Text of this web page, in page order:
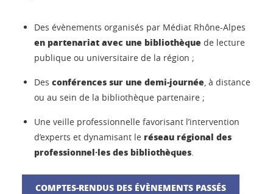
Des évènements organisés par Médiat Rhône-Alpes
en partenariat avec une bibliothèque de lecture
publique ou universitaire de la région ;
Des conférences sur une demi-journée , à distance
ou au sein de la bibliothèque partenaire ;
Une veille professionnelle favorisant l’intervention
d’experts et dynamisant le réseau régional des
professionnel·les des bibliothèques
COMPTES-RENDUS DES ÉVÈNEMENTS PASSÉS